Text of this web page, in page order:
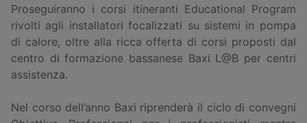
Proseguiranno i corsi itineranti Educational Program
rivolti agli installatori focalizzati su sistemi in pompa
di calore, oltre alla ricca offerta di corsi proposti dal
centro di formazione bassanese Baxi L@B per centri
assistenza.
Nel corso dell’anno Baxi riprenderà il ciclo di convegni